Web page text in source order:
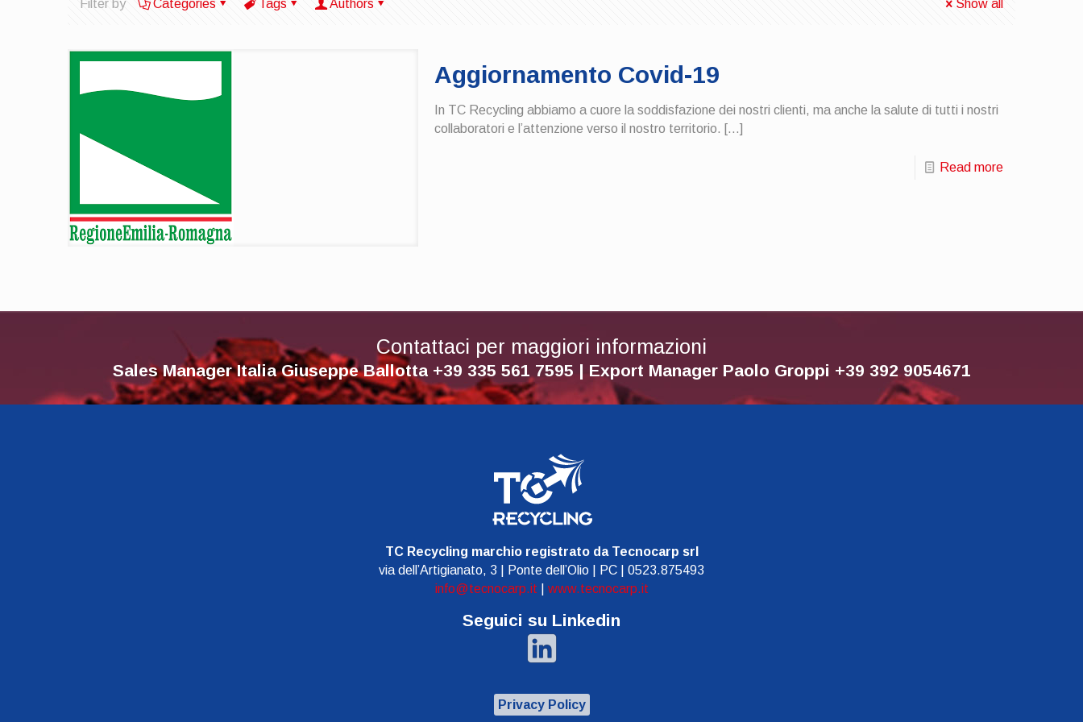
Filter by Categories Tags Authors Show all
Aggiornamento Covid-19
In TC Recycling abbiamo a cuore la soddisfazione dei nostri clienti, ma anche la salute di tutti i nostri
collaboratori e l’attenzione verso il nostro territorio. […]
Read more
Contattaci per maggiori informazioni
Sales Manager Italia Giuseppe Ballotta +39 335 561 7595 | Export Manager Paolo Groppi +39 392 9054671
TC Recycling marchio registrato da Tecnocarp srl
via dell’Artigianato, 3 | Ponte dell’Olio | PC | 0523.875493
info@tecnocarp.it
www.tecnocarp.it
Seguici su Linkedin
Privacy Policy